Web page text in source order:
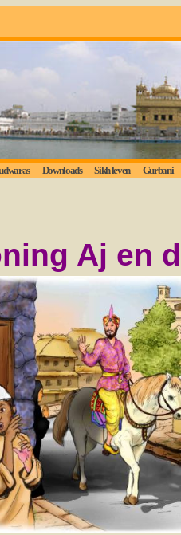
Downloads Sikh leven Gurbani
Aj en